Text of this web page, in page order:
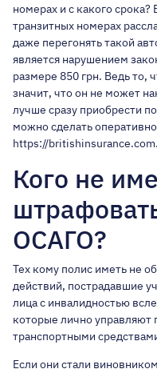
номерах и с какого
транзитных номерах
даже перегонять такой
является нарушением
размере 850 грн. Ведь то,
значит, что он не может
лучше сразу приобрести
можно сделать
https://
Кого не
ОСАГО?
Тех кому полис иметь не
действий, пострадавшие
лица с инвалидностью
которые лично
транспортными
Если они стали